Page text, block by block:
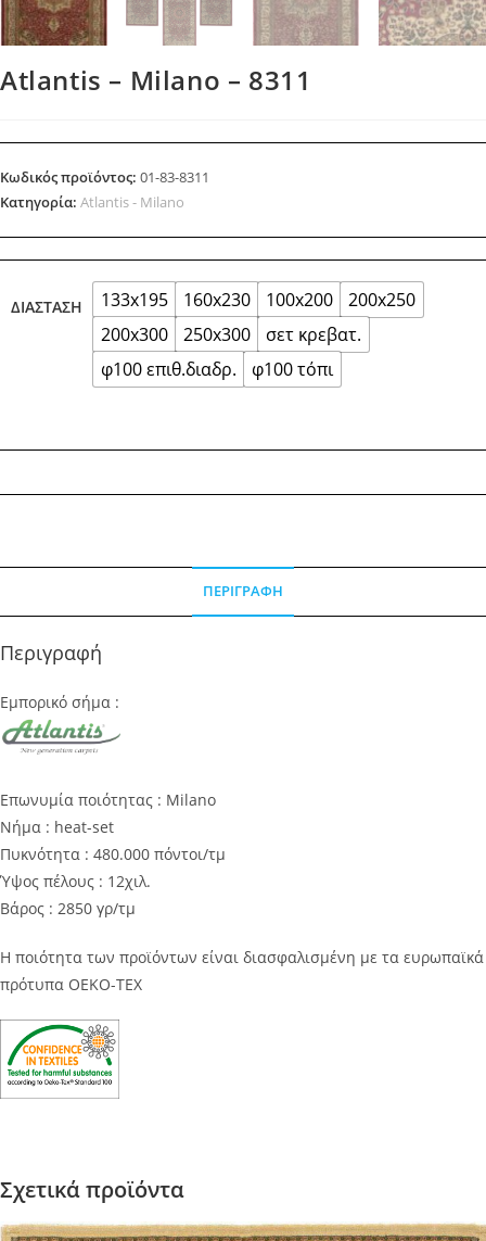
Atlantis – Milano – 8311
Κωδικός προϊόντος: 01-83-8311
Κατηγορία: Atlantis - Milano
ΔΙΆΣΤΑΣΗ 133x195 160x230 100x200
200x250
200x300
250x300
σετ κρεβατ.
φ100 επιθ.διαδρ.
φ100 τόπι
ΠΕΡΙΓΡΑΦΉ
Περιγραφή
Εμπορικό σήμα :
Επωνυμία ποιότητας : Milano
Νήμα : heat-set
Πυκνότητα : 480.000 πόντοι/τμ
Ύψος πέλους : 12χιλ.
Βάρος : 2850 γρ/τμ
Η ποιότητα των προϊόντων είναι διασφαλισμένη με τα ευρωπαϊκά
πρότυπα OEKO-TEX
Σχετικά προϊόντα